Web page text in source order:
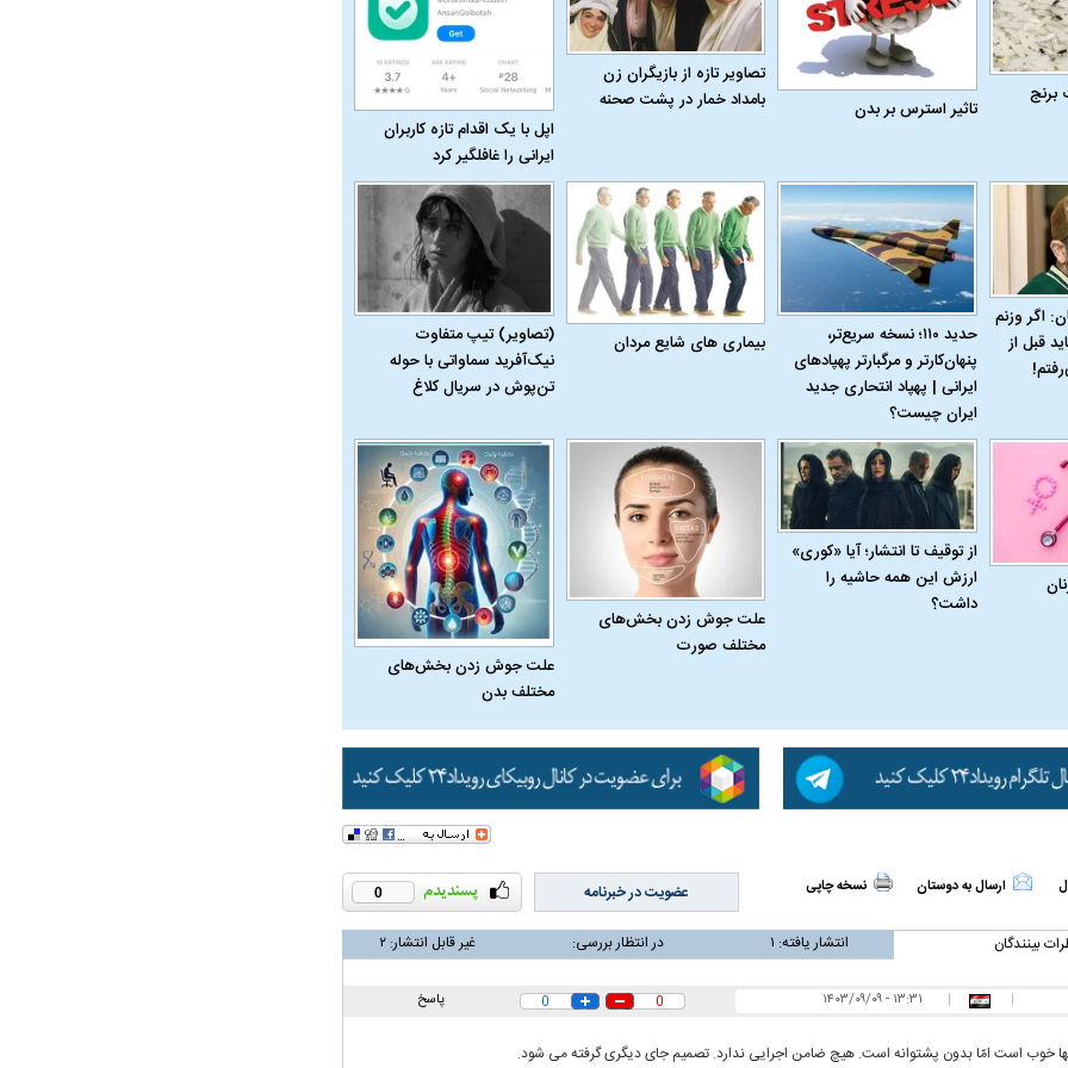
برنج
تاثیر استرس بر بدن
تصاویر تازه از بازیگران زن
بامداد خمار در پشت صحنه
اپل با یک اقدام تازه کاربران
ایرانی را غافلگیر کرد
اگر وزنم
قبل از
حدید ۱۱۰؛ نسخه سریع‌تر،
پنهان‌کارتر و مرگبارتر پهپادهای
ایرانی | پهپاد انتحاری جدید
ایران چیست؟
بیماری‌ های شایع مردان
(تصاویر) تیپ متفاوت
نیک‌آفرید سماواتی با حوله
تن‌پوش در سریال کلاغ
از توقیف تا انتشار؛ آیا «کوری»
ارزش این همه حاشیه را
داشت؟
علت جوش زدن بخش‌های
مختلف صورت
علت جوش زدن بخش‌های
مختلف بدن
ارسال به دوستان نسخه چاپی 0 عضویت در خبرنامه
بینندگان انتشار یافته: ۱ در انتظار بررسی: غیر قابل انتشار: ۲
|
| ۱۳:۳۱ - ۱۴۰۳/۰۹/۰۹ پاسخ 0
0
خوب است امّا بدون پشتوانه است. هیچ ضامن اجرایی ندارد. تصمیم جای دیگری گرفته می شود.
یک سلسله |
شاه در ایران
ریشه‌های عزاداری ماه محرم در فرهنگ
و تاریخ ایران
عزاداری ماه محرم در دوران قاجار چگونه
ببینید| انیمیشن لگویی حمله به کویت با
علت تنگی نفس و راه های درمان آن
دلیل علاقه برخی افراد به فال و طالع‌بینی
چیست؟